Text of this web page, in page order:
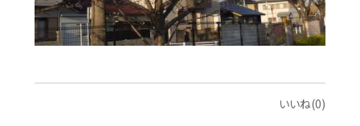
いいね(0)